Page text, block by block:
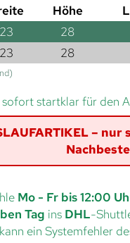
Höhe
23 28
23 28
sofort startklar für den
–
Mo - Fr bis 12:00
Tag ins DHL-
ein Systemfehler